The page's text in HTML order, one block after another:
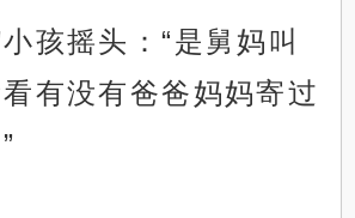
孩摇头：“是舅妈叫
有没有爸爸妈妈寄过